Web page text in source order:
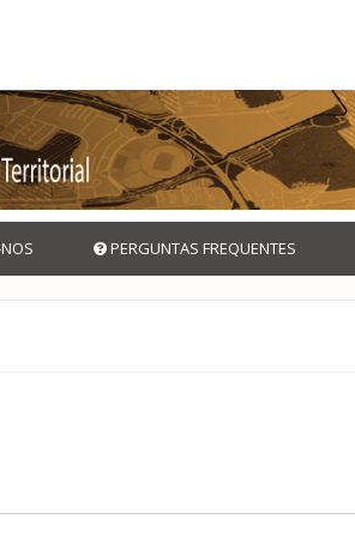
PERGUNTAS FREQUENTES